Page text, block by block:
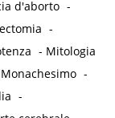
d'aborto -
-
- Mitologia
Monachesimo -
-